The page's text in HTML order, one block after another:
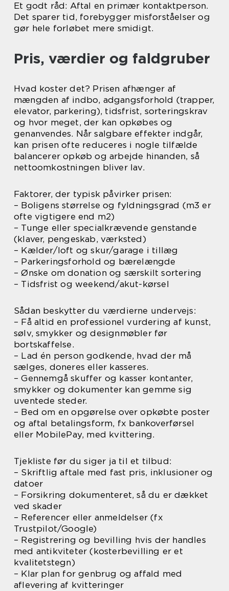
Et godt råd: Aftal en primær kontaktperson.
Det sparer tid, forebygger misforståelser og
gør hele forløbet mere smidigt.
Pris, værdier og faldgruber
Hvad koster det? Prisen afhænger af
mængden af indbo, adgangsforhold (trapper,
elevator, parkering), tidsfrist, sorteringskrav
og hvor meget, der kan opkøbes og
genanvendes. Når salgbare effekter indgår,
kan prisen ofte reduceres i nogle tilfælde
balancerer opkøb og arbejde hinanden, så
nettoomkostningen bliver lav.
Faktorer, der typisk påvirker prisen:
– Boligens størrelse og fyldningsgrad (m3 er
ofte vigtigere end m2)
– Tunge eller specialkrævende genstande
(klaver, pengeskab, værksted)
– Kælder/loft og skur/garage i tillæg
– Parkeringsforhold og bærelængde
– Ønske om donation og særskilt sortering
– Tidsfrist og weekend/akut-kørsel
Sådan beskytter du værdierne undervejs:
– Få altid en professionel vurdering af kunst,
sølv, smykker og designmøbler før
bortskaffelse.
– Lad én person godkende, hvad der må
sælges, doneres eller kasseres.
– Gennemgå skuffer og kasser kontanter,
smykker og dokumenter kan gemme sig
uventede steder.
– Bed om en opgørelse over opkøbte poster
og aftal betalingsform, fx bankoverførsel
eller MobilePay, med kvittering.
Tjekliste før du siger ja til et tilbud:
– Skriftlig aftale med fast pris, inklusioner og
datoer
– Forsikring dokumenteret, så du er dækket
ved skader
– Referencer eller anmeldelser (fx
Trustpilot/Google)
– Registrering og bevilling hvis der handles
med antikviteter (kosterbevilling er et
kvalitetstegn)
– Klar plan for genbrug og affald med
aflevering af kvitteringer